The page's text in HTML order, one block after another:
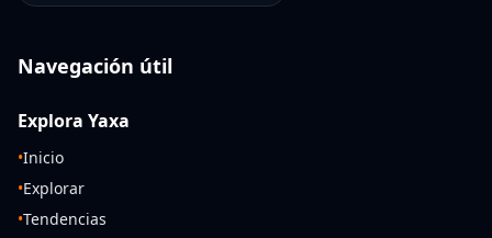
Navegación útil
Explora Yaxa
•Inicio
•Explorar
•Tendencias